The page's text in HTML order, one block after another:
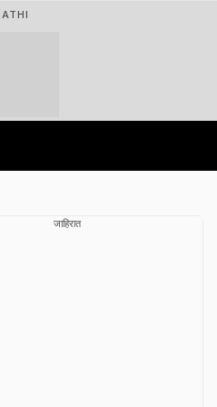
जाहिरात